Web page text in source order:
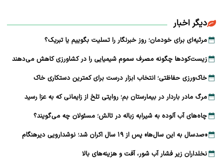
دیگر اخبار
مرثیه‌ای برای خودمان؛ روز خبرنگار را تسلیت بگوییم یا تبریک؟
زیست‌کودها چگونه مصرف سموم شیمیایی را در کشاورزی کاهش می‌دهند
خاک‌ورزی حفاظتی؛ انتخاب ابزار درست برای کمترین دستکاری خاک
مرگ مادر باردار در بیمارستان بم؛ روایتی تلخ از زایمانی که به عزا رسید
چاه‌های آب آلوده به شیرابه زباله در تالش؛ مسئولان چه می‌گویند؟
«صدسال به این سال‌ها» پس از ۱۹ سال اکران شد؛ نوشدارویی دیرهنگام
نخلداران زیر فشار آب شور، آفت و هزینه‌های بالا